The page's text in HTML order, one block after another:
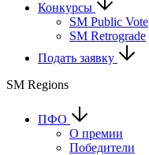
Конкурсы
SM Public Vote
SM Retrograde
Подать заявку
SM Regions
ПФО
О премии
Победители